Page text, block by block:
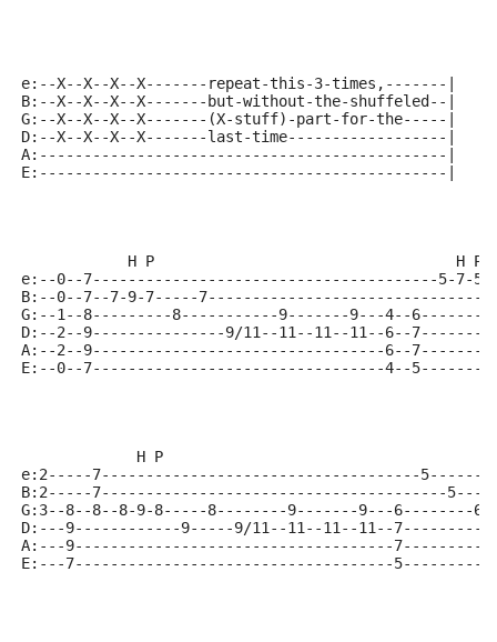
e:--X--X--X--X-------repeat-this-3-times,-------|
B:--X--X--X--X-------but-without-the-shuffeled--|
G:--X--X--X--X-------(X-stuff)-part-for-the-----|
D:--X--X--X--X-------last-time------------------|
A:----------------------------------------------|
E:----------------------------------------------|
            H P                                  H P
e:--0--7---------------------------------------5-7-
B:--0--7--7-9-7-----
G:--1--8---------8-----------9-------9---4--
D:--2--9---------------9/11--11--11--11--6--
A:--2--9---------------------------------6--
E:--0--7---------------------------------4--
             H P
e:2-----7------------------------------------
B:2-----7---------------------------------------
G:3--8--8--8-9-8-----8--------9-------9---6--------
D:---9------------9-----9/11--11--11--11--
A:---9------------------------------------
E:---7------------------------------------